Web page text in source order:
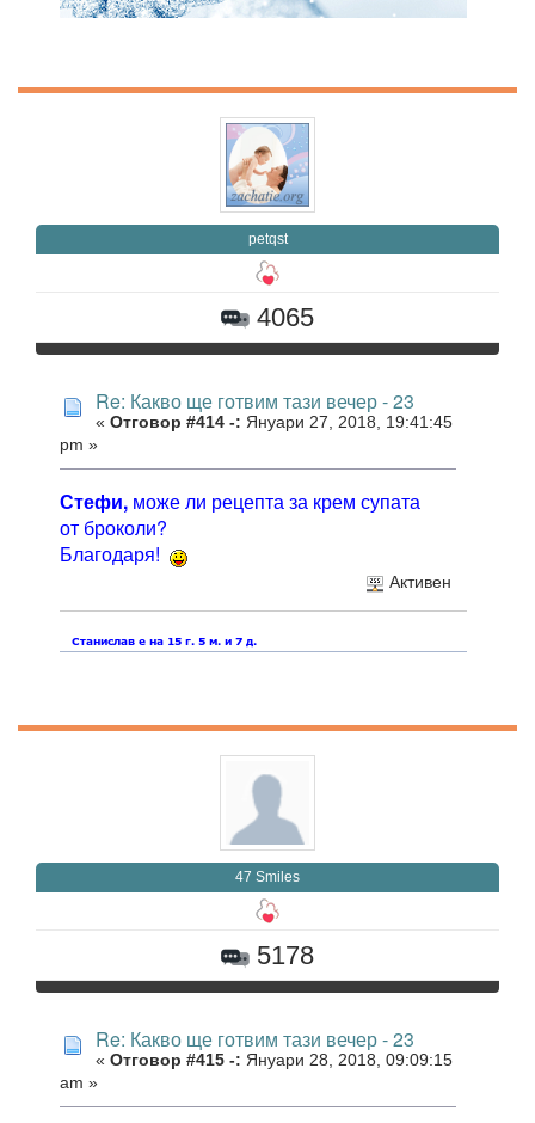
petqst
4065
Re: Какво ще готвим тази вечер - 23
« Отговор #414 -: Януари 27, 2018, 19:41:45
pm »
Стефи, може ли рецепта за крем супата
от броколи?
Благодаря!
Активен
47 Smiles
5178
Re: Какво ще готвим тази вечер - 23
« Отговор #415 -: Януари 28, 2018, 09:09:15
am »